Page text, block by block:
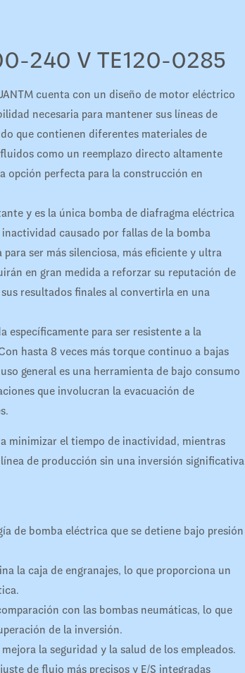
240 V TE120-0285
cuenta con un diseño de motor eléctrico
necesaria para mantener sus líneas de
que contienen diferentes materiales de
como un reemplazo directo altamente
opción perfecta para la construcción en
y es la única bomba de diafragma eléctrica
causado por fallas de la bomba
ser más silenciosa, más eficiente y ultra
en gran medida a reforzar su reputación de
resultados finales al convertirla en una
específicamente para ser resistente a la
hasta 8 veces más torque continuo a bajas
general es una herramienta de bajo consumo
que involucran la evacuación de
minimizar el tiempo de inactividad, mientras
de producción sin una inversión significativa
de bomba eléctrica que se detiene bajo presión
la caja de engranajes, lo que proporciona un
con las bombas neumáticas, lo que
de la inversión.
la seguridad y la salud de los empleados.
de flujo más precisos y E/S integradas